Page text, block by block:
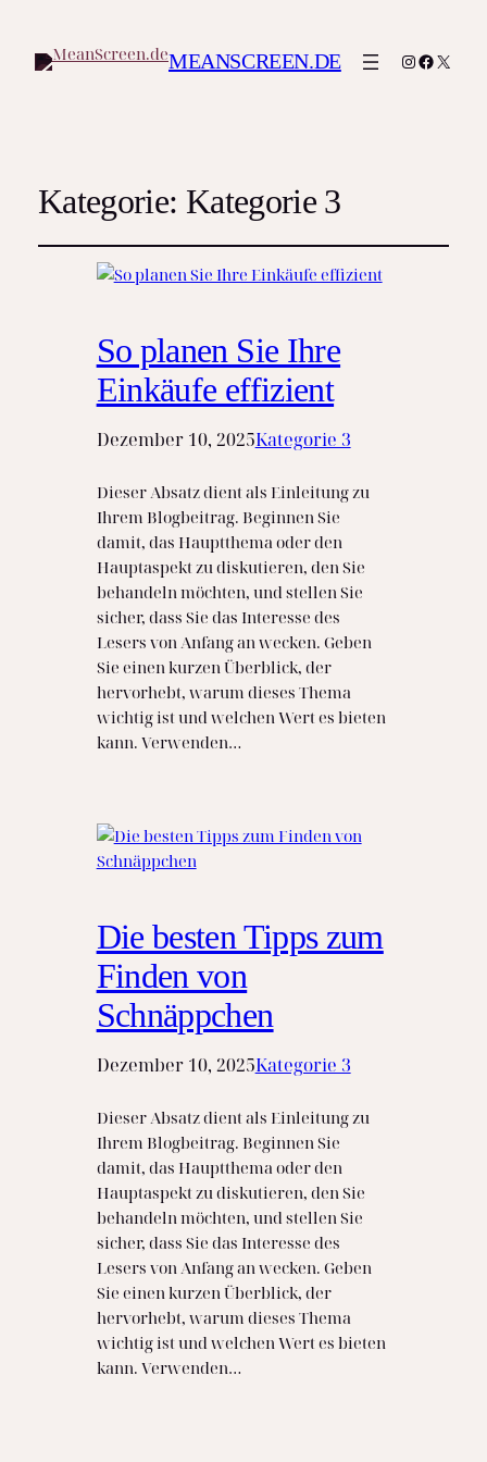
MEANSCREEN.DE Instagram
X
Kategorie: Kategorie 3
So planen Sie Ihre
Einkäufe effizient
Dezember 10, 2025Kategorie 3
Dieser Absatz dient als Einleitung zu
Ihrem Blogbeitrag. Beginnen Sie
damit, das Hauptthema oder den
Hauptaspekt zu diskutieren, den Sie
behandeln möchten, und stellen Sie
sicher, dass Sie das Interesse des
Lesers von Anfang an wecken. Geben
Sie einen kurzen Überblick, der
hervorhebt, warum dieses Thema
wichtig ist und welchen Wert es bieten
kann. Verwenden…
Die besten Tipps zum
Finden von
Schnäppchen
Dezember 10, 2025Kategorie 3
Dieser Absatz dient als Einleitung zu
Ihrem Blogbeitrag. Beginnen Sie
damit, das Hauptthema oder den
Hauptaspekt zu diskutieren, den Sie
behandeln möchten, und stellen Sie
sicher, dass Sie das Interesse des
Lesers von Anfang an wecken. Geben
Sie einen kurzen Überblick, der
hervorhebt, warum dieses Thema
wichtig ist und welchen Wert es bieten
kann. Verwenden…